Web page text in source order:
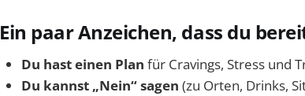
Ein paar Anzeichen, dass du
Du hast einen Plan für Cravings, Stress und
Du kannst „Nein“ sagen (zu Orten, Drinks,